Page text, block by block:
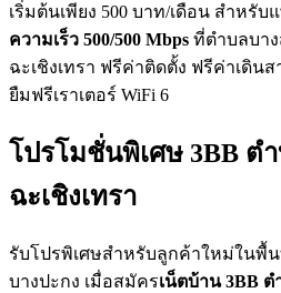
เริ่มต้นเพียง 500 บาท/เดือน สำหรับ
ความเร็ว 500/500 Mbps ที่ตำบลบา
ฉะเชิงเทรา ฟรีค่าติดตั้ง ฟรีค่าเดิน
ยืมฟรีเราเตอร์ WiFi 6
โปรโมชั่นพิเศษ 3BB ต
ฉะเชิงเทรา
รับโปรพิเศษสำหรับลูกค้าใหม่ในพื้
บางปะกง เมื่อสมัครเน็ตบ้าน 3BB